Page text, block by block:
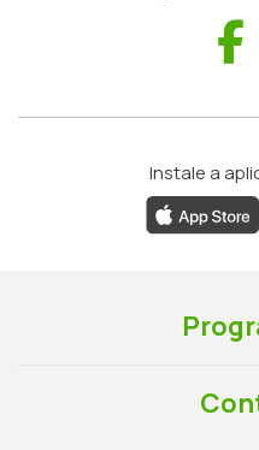
Instale a